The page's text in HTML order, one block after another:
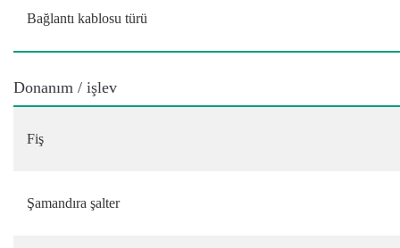
Bağlantı kablosu türü
Donanım / işlev
Fiş
Şamandıra şalter